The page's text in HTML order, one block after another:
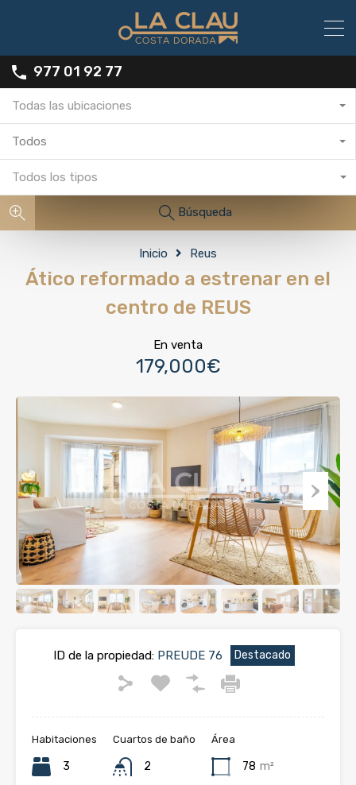
977 01 92 77
Todas las ubicaciones
Todos
Todos los tipos
Búsqueda
Inicio Reus
Ático reformado a estrenar en el
centro de REUS
En venta
179,000€
ID de la propiedad: PREUDE 76 Destacado
Habitaciones
3
Cuartos de baño
2
Área
78 m²